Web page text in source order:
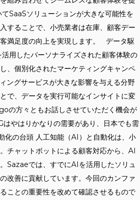
SaaSソリューションが大きな可能性を
することで、小売業者は在庫、顧客デー
満足度の向上を実現します。 データ駆
用したパーソナライズされた顧客体験の
、個別化されたマーケティングキャンペ
ングサービスが大きな影響を与える分野
で、データを実行可能なインサイトに変
の方々ともお話しさせていただく機会が
やはりかなりの需要があり、日本でも需
の台頭 人工知能（AI）と自動化は、小
チャットボットによる顧客対応から、AI
Sazaeでは、すでにAIを活用したソリュ
改善に貢献しています。今回のカンファ
ことの重要性を改めて確認させるもので